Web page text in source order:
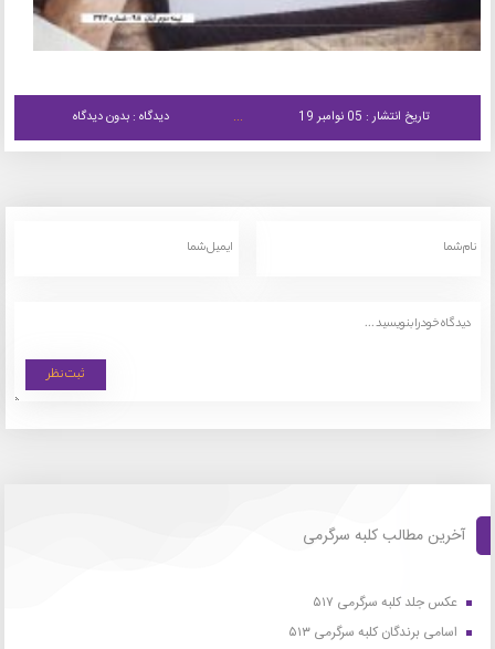
تاریخ انتشار : 05 نوامبر 19 دیدگاه : بدون دیدگاه
آخرین مطالب کلبه سرگرمی
عکس جلد کلبه سرگرمی ۵۱۷
اسامی برندگان کلبه سرگرمی ۵۱۳